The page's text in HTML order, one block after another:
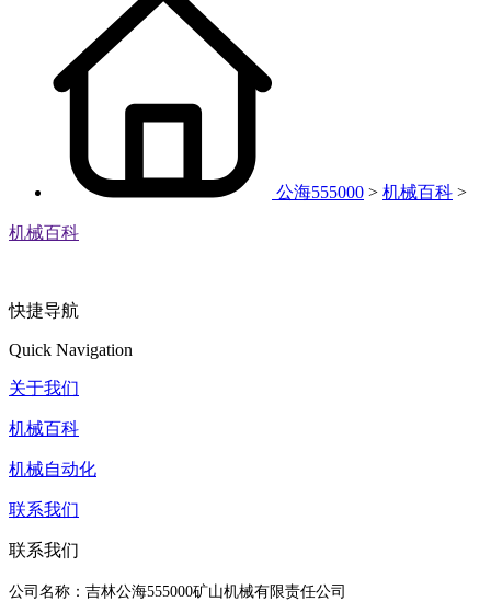
公海555000 > 机械百科 >
机械百科
快捷导航
Quick Navigation
关于我们
机械百科
机械自动化
联系我们
联系我们
公司名称：吉林公海555000矿山机械有限责任公司